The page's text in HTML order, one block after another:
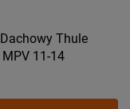
Thule
11-14